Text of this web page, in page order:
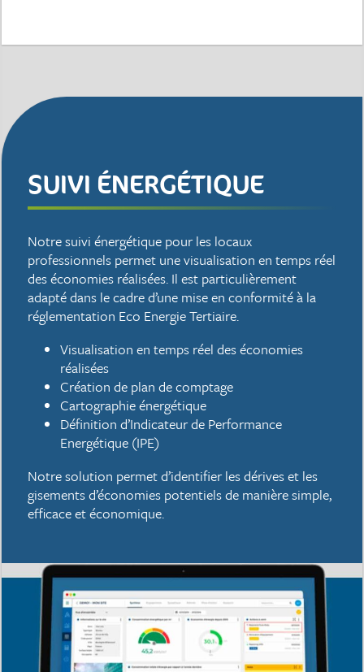
SUIVI ÉNERGÉTIQUE
Notre suivi énergétique pour les locaux
professionnels permet une visualisation en temps réel
des économies réalisées. Il est particulièrement
adapté dans le cadre d’une mise en conformité à la
réglementation Eco Energie Tertiaire.
Visualisation en temps réel des économies
réalisées
Création de plan de comptage
Cartographie énergétique
Définition d’Indicateur de Performance
Energétique (IPE)
Notre solution permet d’identifier les dérives et les
gisements d’économies potentiels de manière simple,
efficace et économique.